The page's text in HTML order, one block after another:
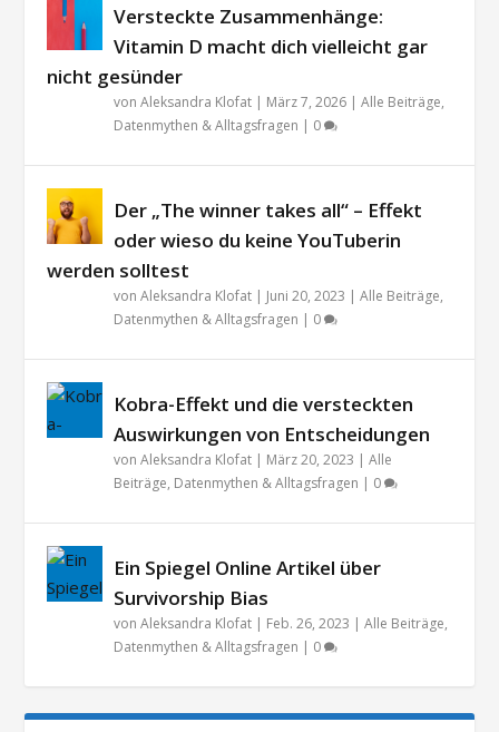
Versteckte Zusammenhänge:
Vitamin D macht dich vielleicht gar
nicht gesünder
vonAleksandra Klofat | März 7, 2026 |Alle Beiträge,
Datenmythen & Alltagsfragen | 0
Der „The winner takes all“ – Effekt
oder wieso du keine YouTuberin
werden solltest
vonAleksandra Klofat | Juni 20, 2023 |Alle Beiträge,
Datenmythen & Alltagsfragen | 0
Kobra-Effekt und die versteckten
Auswirkungen von Entscheidungen
vonAleksandra Klofat | März 20, 2023 |Alle
Beiträge, Datenmythen & Alltagsfragen | 0
Ein Spiegel Online Artikel über
Survivorship Bias
vonAleksandra Klofat | Feb. 26, 2023 |Alle Beiträge,
Datenmythen & Alltagsfragen | 0